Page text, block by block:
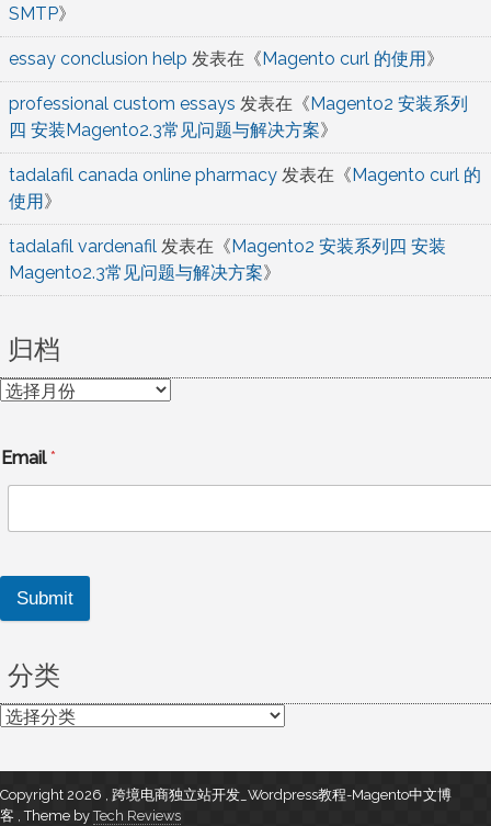
SMTP》
essay conclusion help 发表在《Magento curl 的使用》
professional custom essays 发表在《Magento2 安装系列
四 安装Magento2.3常见问题与解决方案》
tadalafil canada online pharmacy 发表在《Magento curl 的
使用》
tadalafil vardenafil 发表在《Magento2 安装系列四 安装
Magento2.3常见问题与解决方案》
归档
归
Email*
Submit
分类
分
Copyright 2026 , 跨境电商独立站开发_Wordpress教程-Magento中文博
客 ,Theme byTech Reviews